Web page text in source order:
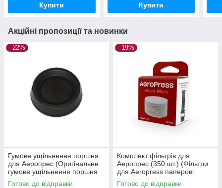
Купити Купити
Акційні пропозиції та новинки
–22%
Гумове ущільнення поршня
для Аеропрес (Оригінальне
гумове ущільнення поршня
для кавоварки Аеропрес)
Готово до відправки
–19%
Комплект фільтрів для
Аеропрес (350 шт.) (Фільтри
для Aeropress паперові
Оригінал)
Готово до відправки